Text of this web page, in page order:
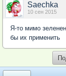
Saechka
10 сен 2015
Я-то мимо
бы их применить